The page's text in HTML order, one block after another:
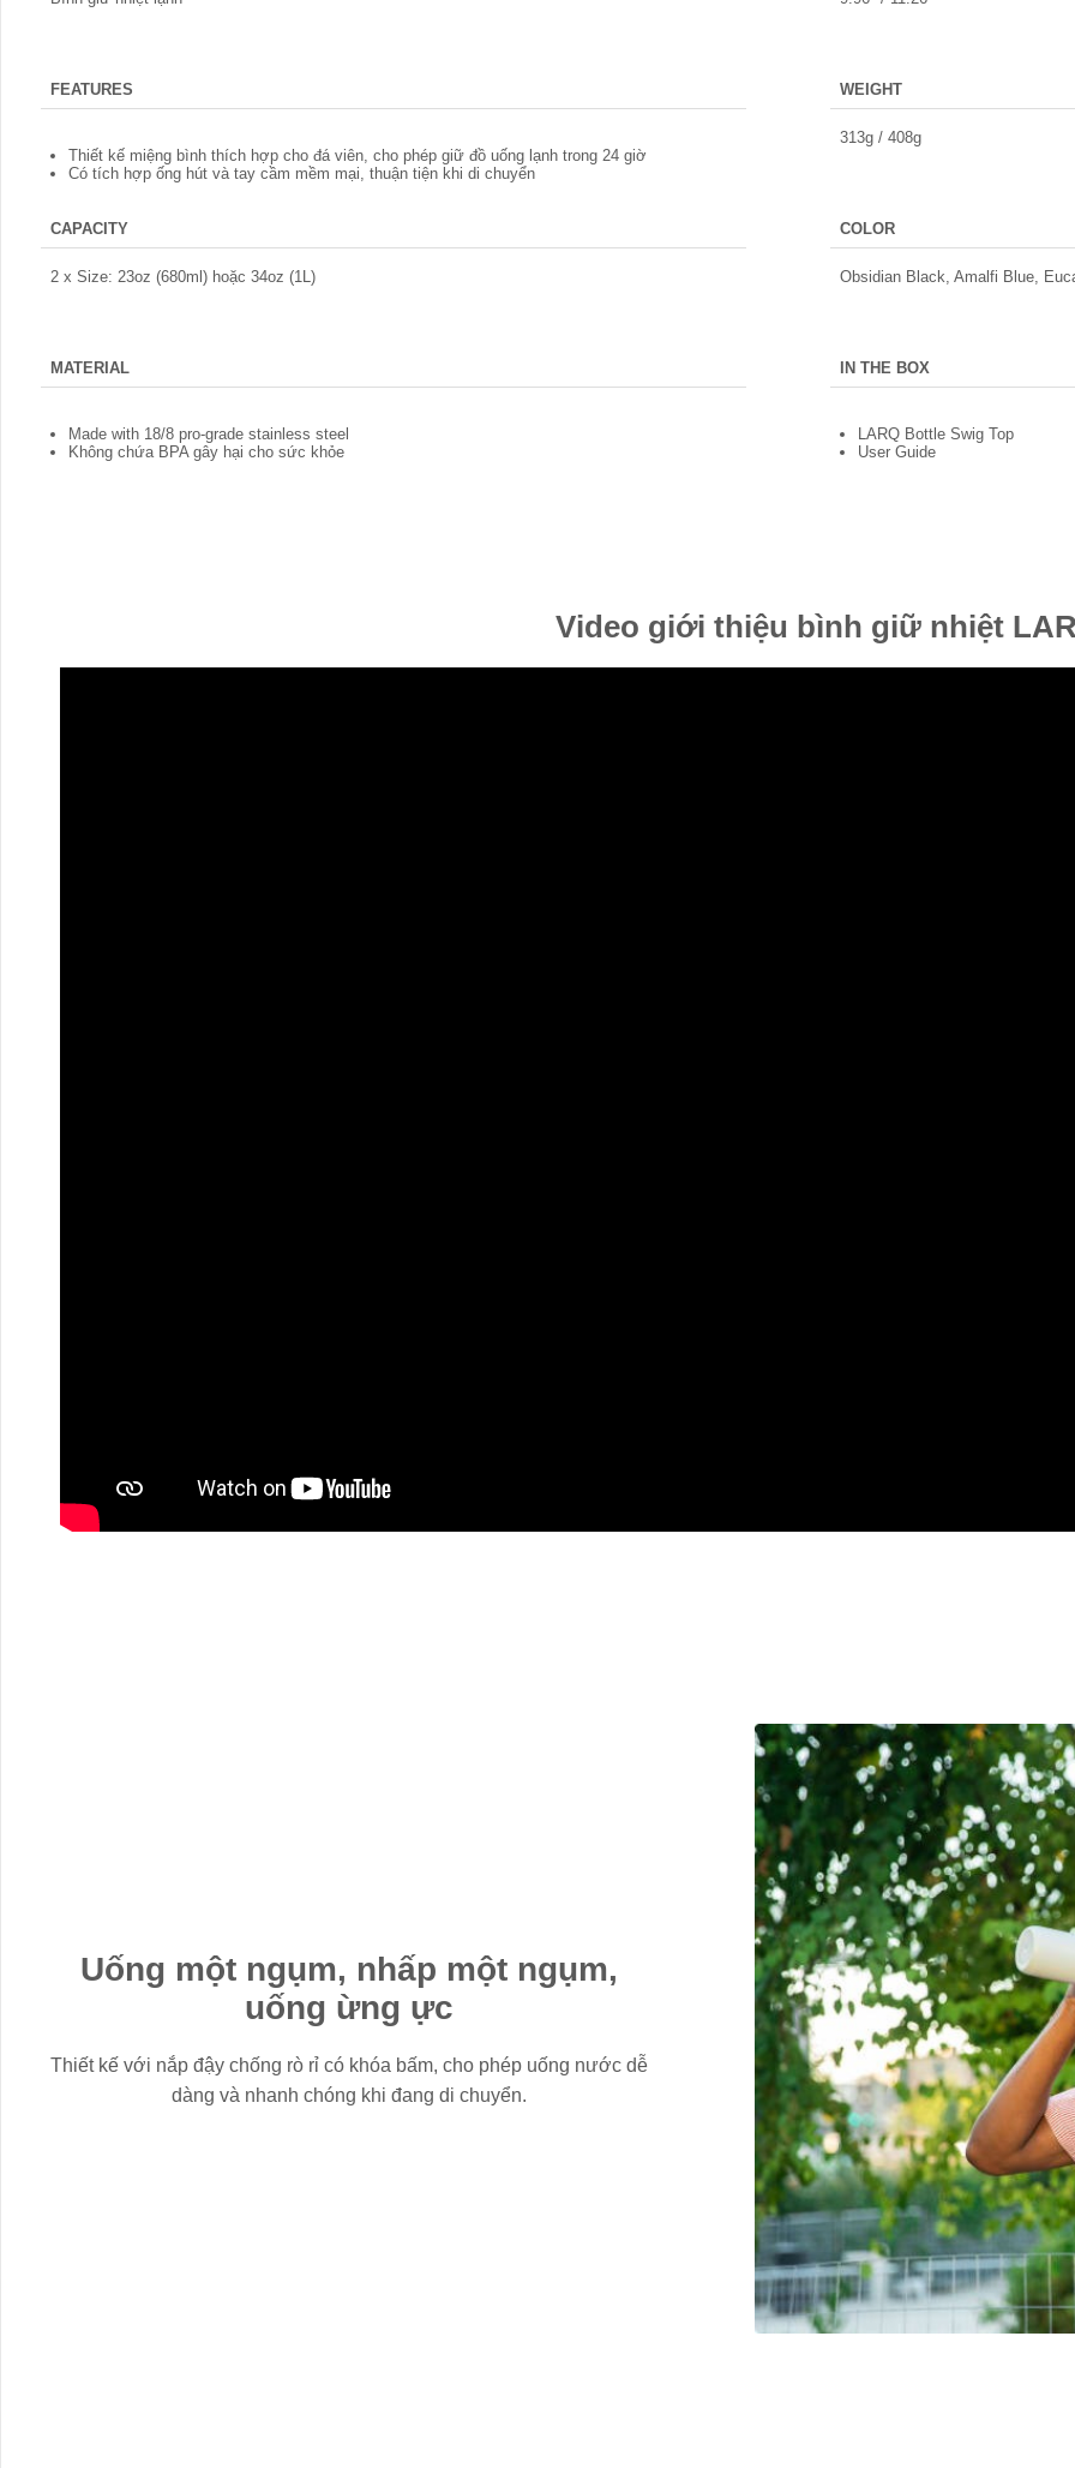
FEATURES
Thiết kế miệng bình thích hợp cho đá viên, cho phép giữ đồ uống lạnh trong 24 giờ
Có tích hợp ống hút và tay cầm mềm mại, thuận tiện khi di chuyển
CAPACITY
2 x Size: 23oz (680ml) hoặc 34oz (1L)
MATERIAL
Made with 18/8 pro-grade stainless steel
Không chứa BPA gây hại cho sức khỏe
WEIGHT
313g / 408g
COLOR
Obsidian Black, Amalfi Blue,
IN THE BOX
LARQ Bottle Swig Top
User Guide
Video giới thiệu bình giữ nhiệt
Uống một ngụm, nhấp một ngụm,
uống ừng ực
Thiết kế với nắp đậy chống rò rỉ có khóa bấm, cho phép uống nước dễ
dàng và nhanh chóng khi đang di chuyển.